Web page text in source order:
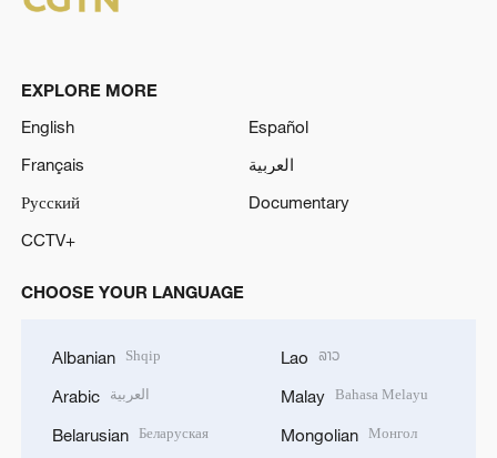
EXPLORE MORE
English
Español
Français
العربية
Русский
Documentary
CCTV+
CHOOSE YOUR LANGUAGE
Albanian Shqip
Arabic العربية
Belarusian Беларуская
Lao ລາວ
Malay Bahasa Melayu
Mongolian Монгол